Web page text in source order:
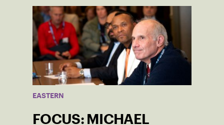
EASTERN
FOCUS: MICHAEL